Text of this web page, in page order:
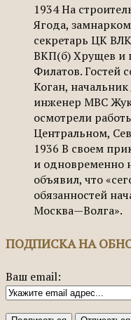
1934На
Ягода,
секретарь ЦК
ВКП(б) Хрущев и
Филатов. Гостей
Коган,
инженер МВС Жук
осмотрели
Центральном,
1936 В своем
и одновременно
объявил, что
обязанностей
Москва—Волга».
ПОДПИСКА НА
Ваш email: